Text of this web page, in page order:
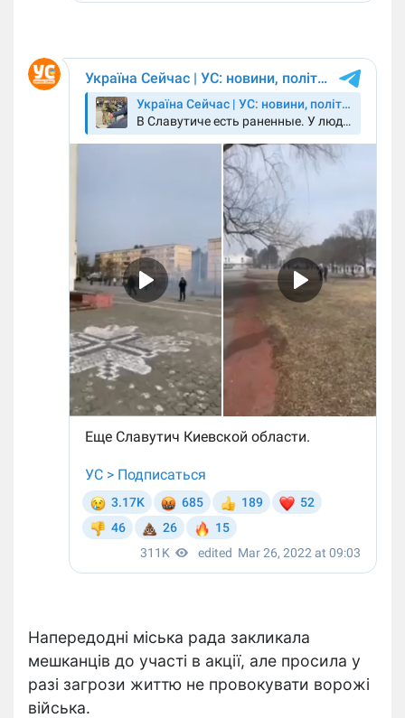
Напередодні міська рада закликала
мешканців до участі в акції, але просила у
разі загрози життю не провокувати ворожі
війська.